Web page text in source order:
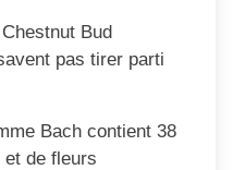
Bud
pas tirer parti
Bach contient 38
de fleurs